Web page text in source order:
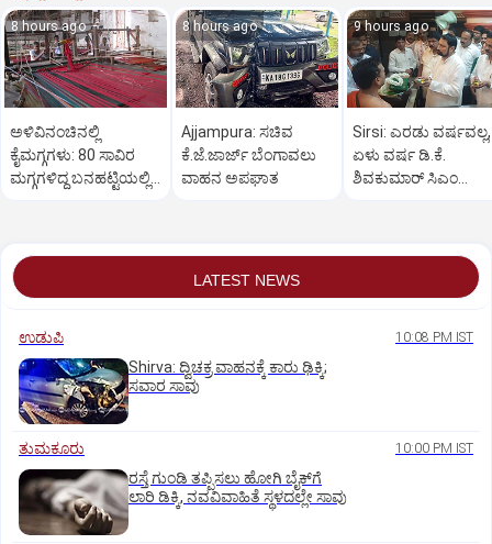
8 hours ago
ಅಳಿವಿನಂಚಿನಲ್ಲಿ
ಕೈಮಗ್ಗಗಳು: 80 ಸಾವಿರ
ಮಗ್ಗಗಳಿದ್ದ ಬನಹಟ್ಟಿಯಲ್ಲಿ
8 hours ago
Ajjampura: ಸಚಿವ
ಕೆ.ಜೆ.ಜಾರ್ಜ್ ಬೆಂಗಾವಲು
ವಾಹನ ಅಪಘಾತ
9 hours ago
Sirsi: ಎರಡು ವರ್ಷವಲ್ಲ,
ಏಳು ವರ್ಷ ಡಿ.ಕೆ.
ಶಿವಕುಮಾರ್ ಸಿಎಂ
LATEST NEWS
ಉಡುಪಿ 10:08 PM IST
Shirva: ದ್ವಿಚಕ್ರ ವಾಹನಕ್ಕೆ ಕಾರು ಢಿಕ್ಕಿ;
ಸವಾರ ಸಾವು
ತುಮಕೂರು 10:00 PM IST
ರಸ್ತೆ ಗುಂಡಿ ತಪ್ಪಿಸಲು ಹೋಗಿ ಬೈಕ್‌ಗೆ
ಲಾರಿ ಡಿಕ್ಕಿ, ನವವಿವಾಹಿತೆ ಸ್ಥಳದಲ್ಲೇ ಸಾವು